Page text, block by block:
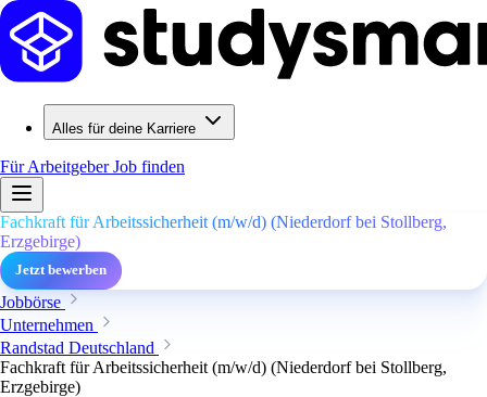
Alles für deine Karriere
Für ArbeitgeberJob finden
Fachkraft für Arbeitssicherheit (m/w/d) (Niederdorf bei Stollberg,
Erzgebirge)
Jetzt bewerben
Jobbörse
Unternehmen
Randstad Deutschland
Fachkraft für Arbeitssicherheit (m/w/d) (Niederdorf bei Stollberg,
Erzgebirge)